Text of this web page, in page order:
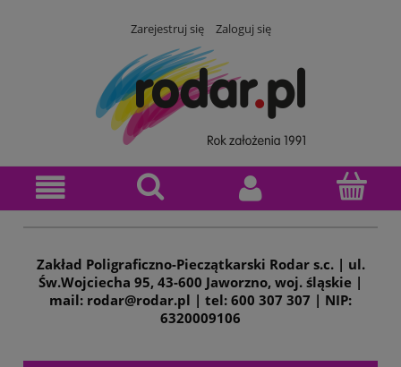
Zarejestruj się Zaloguj się
Zakład Poligraficzno-Pieczątkarski Rodar s.c. | ul.
Św.Wojciecha 95, 43-600 Jaworzno, woj. śląskie |
mail: rodar@rodar.pl | tel: 600 307 307 | NIP:
6320009106